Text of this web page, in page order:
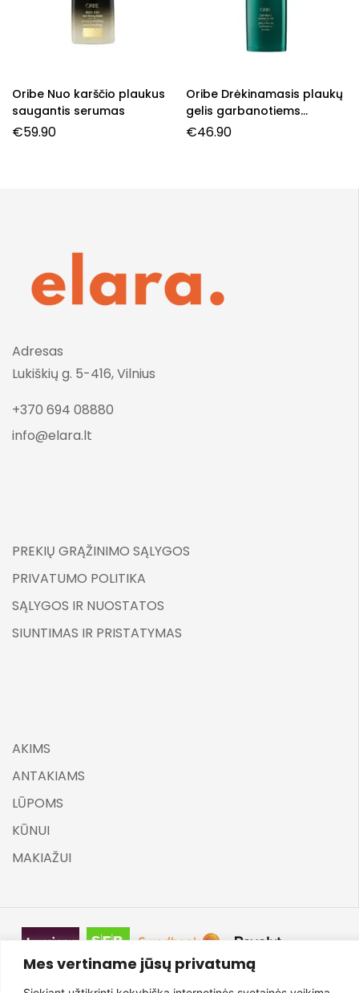
Mes vertiname jūsų privatumą
Oribe Nuo karščio plaukus
saugantis serumas
€59.90
Oribe Drėkinamasis plaukų
gelis garbanotiems
plaukams
€46.90
Adresas
Lukiškių g. 5-416, Vilnius
+370 694 08880
info@elara.lt
PREKIŲ GRĄŽINIMO SĄLYGOS
PRIVATUMO POLITIKA
SĄLYGOS IR NUOSTATOS
SIUNTIMAS IR PRISTATYMAS
AKIMS
ANTAKIAMS
LŪPOMS
KŪNUI
MAKIAŽUI
©ELARA BY UGNĖ ZAVISTAUSKAITĖ 2025